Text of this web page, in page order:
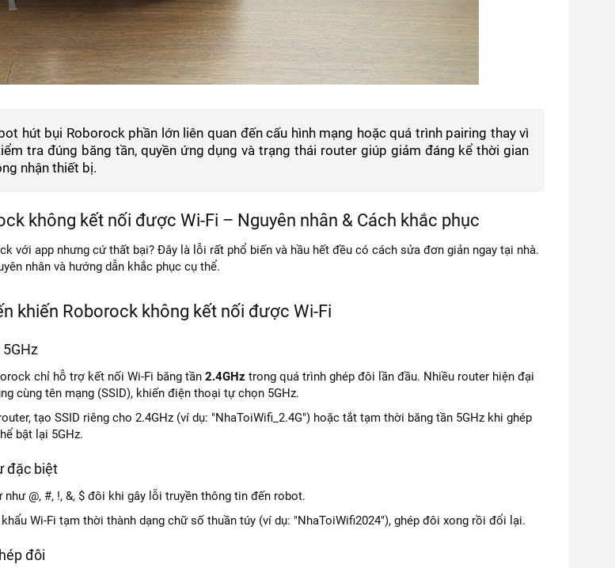
hút bụi Roborock phần lớn liên quan đến cấu hình mạng hoặc quá trình pairing thay vì
tra đúng băng tần, quyền ứng dụng và trạng thái router giúp giảm đáng kể thời gian
nhận thiết bị.
không kết nối được Wi-Fi – Nguyên nhân & Cách khắc phục
với app nhưng cứ thất bại? Đây là lỗi rất phổ biến và hầu hết đều có cách sửa đơn giản ngay tại nhà.
nhân và hướng dẫn khắc phục cụ thể.
khiến Roborock không kết nối được Wi-Fi
chỉ hỗ trợ kết nối Wi-Fi băng tần 2.4GHztrong quá trình ghép đôi lần đầu. Nhiều router hiện đại
cùng tên mạng (SSID), khiến điện thoại tự chọn 5GHz.
tạo SSID riêng cho 2.4GHz (ví dụ: "NhaToiWifi_2.4G") hoặc tắt tạm thời băng tần 5GHz khi ghép
bật lại 5GHz.
đặc biệt
@, #, !, &, $ đôi khi gây lỗi truyền thông tin đến robot.
Wi-Fi tạm thời thành dạng chữ số thuần túy (ví dụ: "NhaToiWifi2024"), ghép đôi xong rồi đổi lại.
đôi